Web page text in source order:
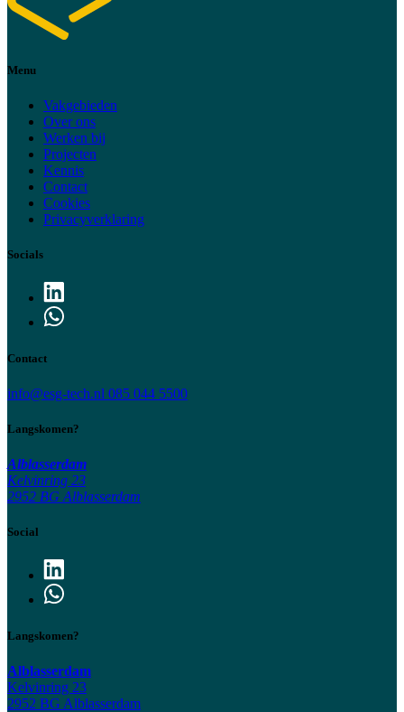
Menu
Vakgebieden
Over ons
Werken bij
Projecten
Kennis
Contact
Cookies
Privacyverklaring
Socials
Contact
info@esg-tech.nl 085 044 5500
Langskomen?
Alblasserdam
Kelvinring 23
2952 BG Alblasserdam
Social
Langskomen?
Alblasserdam
Kelvinring 23
2952 BG Alblasserdam